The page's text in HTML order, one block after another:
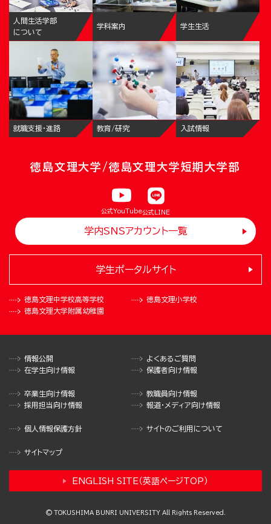
人間生活学部
について
学科案内 学生生活
就職支援・進路 教育/研究 入試情報
徳島文理大学/徳島文理大学短期大学部
公式YouTube公式LINE
学内SNSアカウント一覧
徳島文理中学校高等学校
徳島文理小学校
徳島文理大学附属幼稚園
学生ポータルサイト
情報公開
よくあるご質問
在学生向け情報
保護者向け情報
卒業生向け情報
教職員向け情報
採用担当向け情報
報道・メディア向け情報
個人情報保護方針 サイトのご利用について
サイトマップ
ENGLISH SITE（英語ページTOP）
© TOKUSHIMA BUNRI UNIVERSITY All Rights Reserved.